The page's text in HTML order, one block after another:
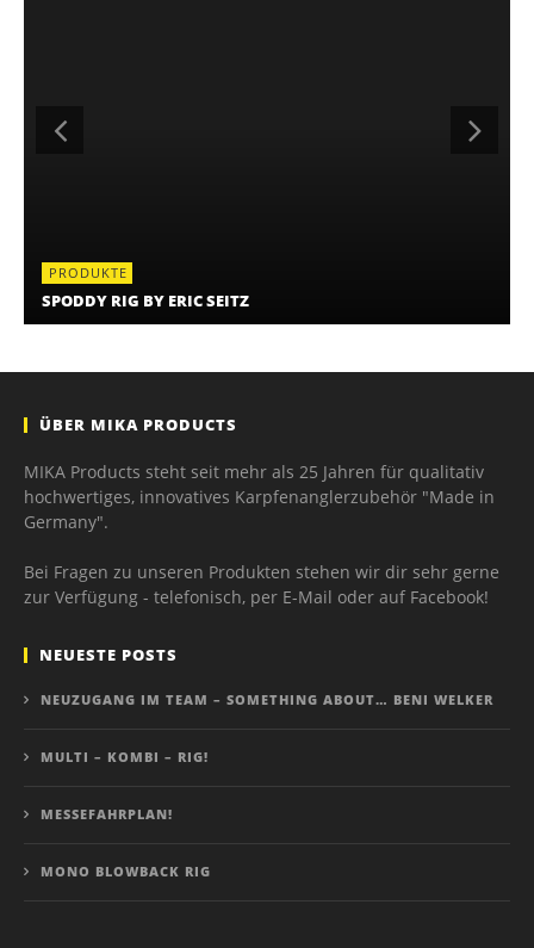
PRODUKTE
SPODDY RIG BY ERIC SEITZ
ÜBER MIKA PRODUCTS
MIKA Products steht seit mehr als 25 Jahren für qualitativ
hochwertiges, innovatives Karpfenanglerzubehör "Made in
Germany".
Bei Fragen zu unseren Produkten stehen wir dir sehr gerne
zur Verfügung - telefonisch, per E-Mail oder auf Facebook!
NEUESTE POSTS
NEUZUGANG IM TEAM – SOMETHING ABOUT… BENI WELKER
MULTI – KOMBI – RIG!
MESSEFAHRPLAN!
MONO BLOWBACK RIG